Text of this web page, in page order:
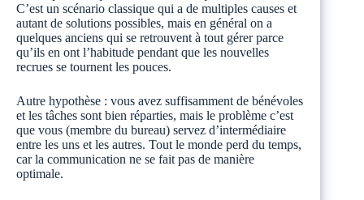
C’est un scénario classique qui a de multiples causes et
autant de solutions possibles, mais en général on a
quelques anciens qui se retrouvent à tout gérer parce
qu’ils en ont l’habitude pendant que les nouvelles
recrues se tournent les pouces.
Autre hypothèse : vous avez suffisamment de bénévoles
et les tâches sont bien réparties, mais le problème c’est
que vous (membre du bureau) servez d’intermédiaire
entre les uns et les autres. Tout le monde perd du temps,
car la communication ne se fait pas de manière
optimale.